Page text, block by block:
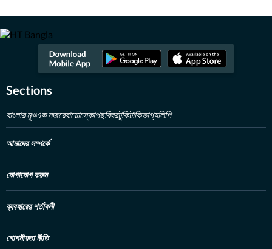
Sections
বাংলার মুখএক নজরেবায়োস্কোপছবিঘরটুকিটাকিভাগ্যলিপি
আমাদের সম্পর্কে
যোগাযোগ করুন
ব্যবহারের শর্তাবলী
গোপনীয়তা নীতি